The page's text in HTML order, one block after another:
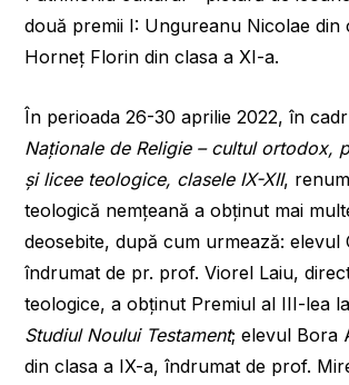
două premii I: Ungureanu Nicolae din
Horneț Florin din clasa a XI-a.
În perioada 26-30 aprilie 2022, în
Naționale de Religie – cultul ortodox,
și licee teologice, clasele IX-XII,
teologică nemțeană a obținut mai
deosebite, după cum urmează: elevul
îndrumat de pr. prof. Viorel Laiu,
teologice, a obținut Premiul al III-lea
Studiul Noului Testament; elevul Bora
din clasa a IX-a, îndrumat de prof.